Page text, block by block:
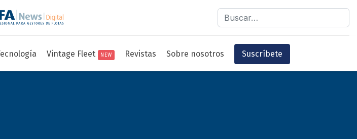
Buscar
Vintage Fleet NEW Revistas Sobre nosotros Suscríbete